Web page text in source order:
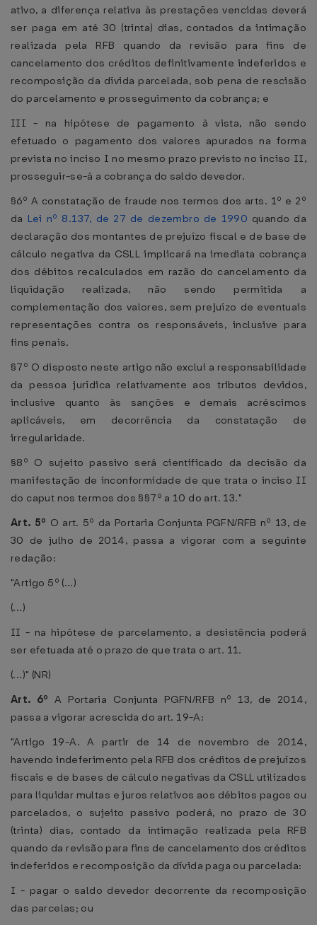
ativo, a diferença relativa às prestações vencidas deverá
ser paga em até 30 (trinta) dias, contados da intimação
realizada pela RFB quando da revisão para fins de
cancelamento dos créditos definitivamente indeferidos e
recomposição da dívida parcelada, sob pena de rescisão
do parcelamento e prosseguimento da cobrança; e
III - na hipótese de pagamento à vista, não sendo
efetuado o pagamento dos valores apurados na forma
prevista no inciso I no mesmo prazo previsto no inciso II,
prosseguir-se-á a cobrança do saldo devedor.
§6º A constatação de fraude nos termos dos arts. 1º e 2º
da Lei nº 8.137, de 27 de dezembro de 1990 quando da
declaração dos montantes de prejuízo fiscal e de base de
cálculo negativa da CSLL implicará na imediata cobrança
dos débitos recalculados em razão do cancelamento da
liquidação realizada, não sendo permitida a
complementação dos valores, sem prejuízo de eventuais
representações contra os responsáveis, inclusive para
fins penais.
§7º O disposto neste artigo não exclui a responsabilidade
da pessoa jurídica relativamente aos tributos devidos,
inclusive quanto às sanções e demais acréscimos
aplicáveis, em decorrência da constatação de
irregularidade.
§8º O sujeito passivo será cientificado da decisão da
manifestação de inconformidade de que trata o inciso II
do caput nos termos dos §§7º a 10 do art. 13."
Art. 5º O art. 5º da Portaria Conjunta PGFN/RFB nº 13, de
30 de julho de 2014, passa a vigorar com a seguinte
redação:
"Artigo 5º (...)
(...)
II - na hipótese de parcelamento, a desistência poderá
ser efetuada até o prazo de que trata o art. 11.
(...)" (NR)
Art. 6º A Portaria Conjunta PGFN/RFB nº 13, de 2014,
passa a vigorar acrescida do art. 19-A:
"Artigo 19-A. A partir de 14 de novembro de 2014,
havendo indeferimento pela RFB dos créditos de prejuízos
fiscais e de bases de cálculo negativas da CSLL utilizados
para liquidar multas e juros relativos aos débitos pagos ou
parcelados, o sujeito passivo poderá, no prazo de 30
(trinta) dias, contado da intimação realizada pela RFB
quando da revisão para fins de cancelamento dos créditos
indeferidos e recomposição da dívida paga ou parcelada:
I - pagar o saldo devedor decorrente da recomposição
das parcelas; ou